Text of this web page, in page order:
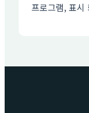
프로그램, 표시